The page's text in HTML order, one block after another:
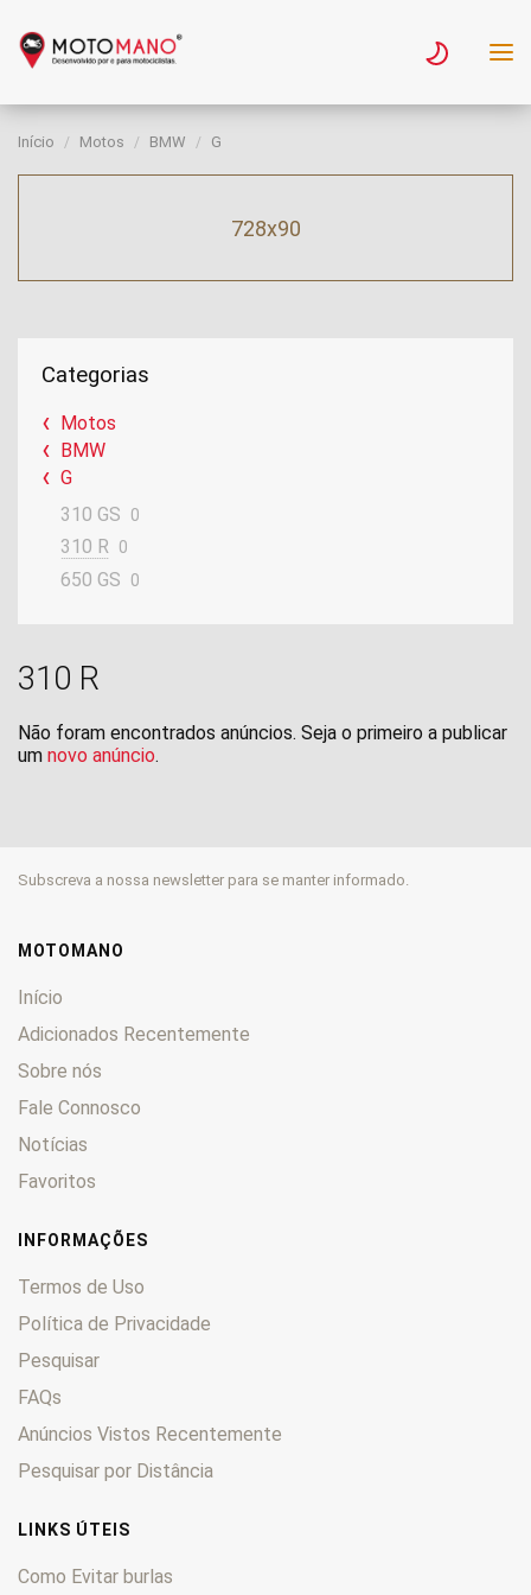
Início Motos BMW G
728x90
Categorias
Motos
BMW
G
310 GS
0
310 R 0
650 GS 0
310 R
Não foram encontrados anúncios. Seja o primeiro a publicar
um novo anúncio.
Subscreva a nossa newsletter para se manter informado.
MOTOMANO
Início
Adicionados Recentemente
Sobre nós
Fale Connosco
Notícias
Favoritos
INFORMAÇÕES
Termos de Uso
Política de Privacidade
Pesquisar
FAQs
Anúncios Vistos Recentemente
Pesquisar por Distância
LINKS ÚTEIS
Como Evitar burlas